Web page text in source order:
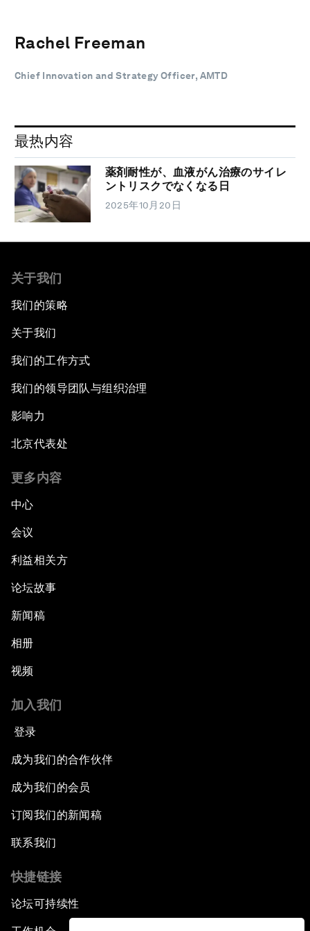
Rachel Freeman
Chief Innovation and Strategy Officer, AMTD
最热内容
薬剤耐性が、血液がん治療のサイレ
ントリスクでなくなる日
2025年10月20日
关于我们
我们的策略
关于我们
我们的工作方式
我们的领导团队与组织治理
影响力
北京代表处
更多内容
中心
会议
利益相关方
论坛故事
新闻稿
相册
视频
加入我们
登录
成为我们的合作伙伴
成为我们的会员
订阅我们的新闻稿
联系我们
快捷链接
论坛可持续性